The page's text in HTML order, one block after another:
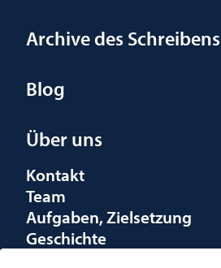
Archive des Schreibens
Blog
Über uns
Kontakt
Team
Aufgaben, Zielsetzung
Geschichte